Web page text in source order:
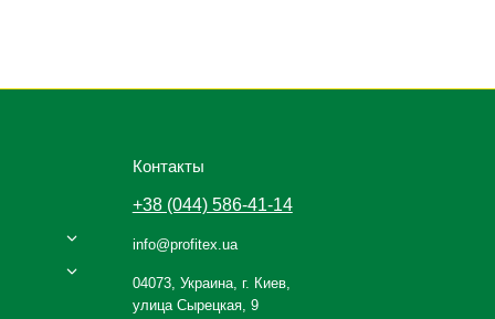
Контакты
+38 (044) 586-41-14
info@profitex.ua
04073, Украина, г. Киев,
улица Сырецкая, 9